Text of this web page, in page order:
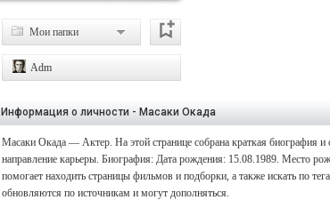
Мои папки
Adm
Информация о личности - Масаки Окада
Масаки Окада — Актер. На этой странице собрана краткая биография
направление карьеры. Биография: Дата рождения: 15.08.1989. Место
помогает находить страницы фильмов и подборки, а также искать по
обновляются по источникам и могут дополняться.